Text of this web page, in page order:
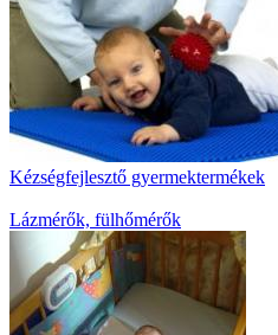
Kézségfejlesztő gyermektermékek
Lázmérők, fülhőmérők